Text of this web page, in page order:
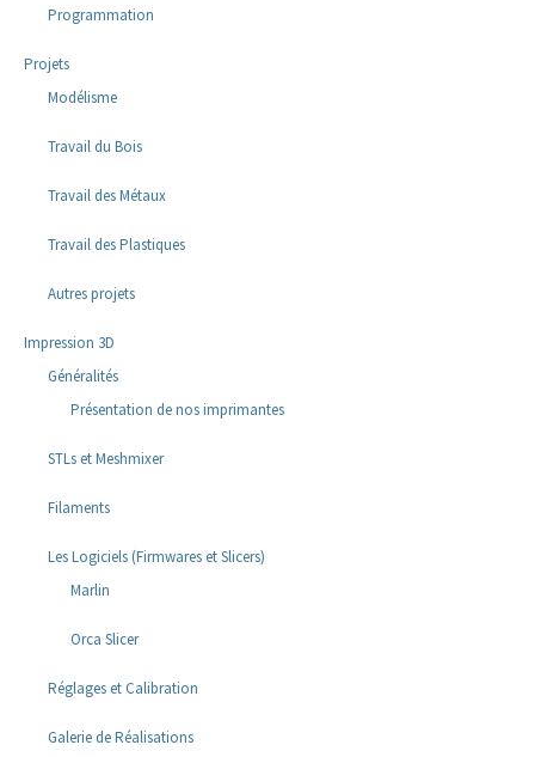
Programmation
Projets
Modélisme
Travail du Bois
Travail des Métaux
Travail des Plastiques
Autres projets
Impression 3D
Généralités
Présentation de nos imprimantes
STLs et Meshmixer
Filaments
Les Logiciels (Firmwares et Slicers)
Marlin
Orca Slicer
Réglages et Calibration
Galerie de Réalisations